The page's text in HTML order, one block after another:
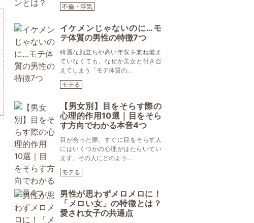
不倫・浮気
イケメンじゃないのに…モ
テ体質の男性の特徴7つ
綺麗な顔立ちや高い年収を兼ね備え
ていなくても、なぜか美女と付き合
えてしまう「モテ体質の...
モテる
【男女別】目をそらす際の
心理的作用10選｜目をそら
す方向でわかる本音4つ
目が合った際、すぐに目をそらす人
にはいくつかの心理がはたらいてい
ます。その人にどのよう...
モテる
男性が思わずメロメロに！
「メロい女」の特徴とは？
愛され女子の共通点